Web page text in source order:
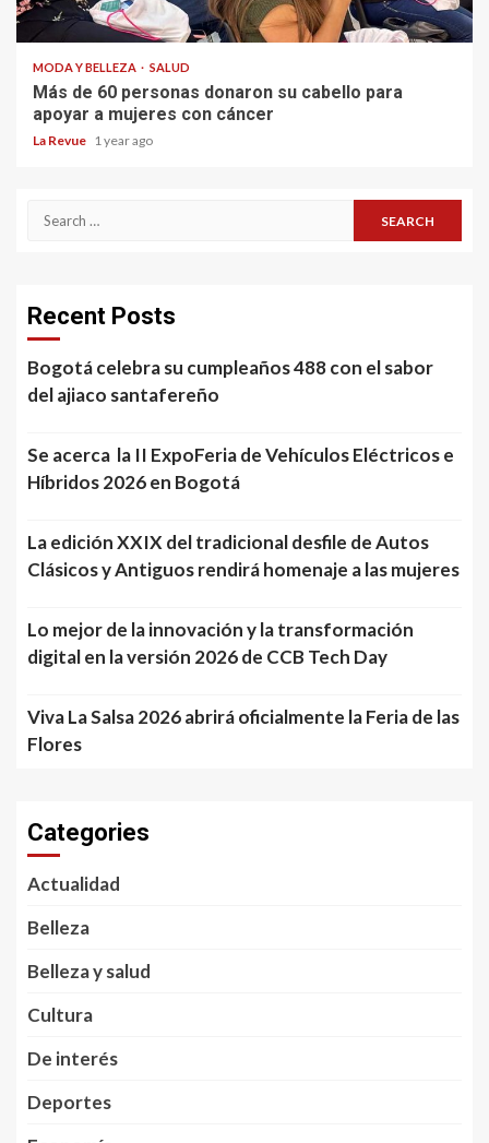
MODA Y BELLEZA SALUD
Más de 60 personas donaron su cabello para
apoyar a mujeres con cáncer
La Revue 1 year ago
Search
Recent Posts
Bogotá celebra su cumpleaños 488 con el sabor
del ajiaco santafereño
Se acerca la II ExpoFeria de Vehículos Eléctricos e
Híbridos 2026 en Bogotá
La edición XXIX del tradicional desfile de Autos
Clásicos y Antiguos rendirá homenaje a las mujeres
Lo mejor de la innovación y la transformación
digital en la versión 2026 de CCB Tech Day
Viva La Salsa 2026 abrirá oficialmente la Feria de las
Flores
Categories
Actualidad
Belleza
Belleza y salud
Cultura
De interés
Deportes